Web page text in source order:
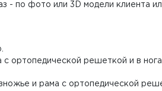
- по фото или 3D модели клиента
с ортопедической решеткой и в
и рама с ортопедической